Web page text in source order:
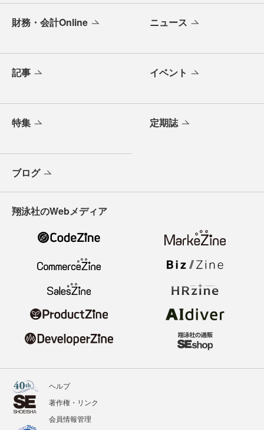
財務・会計Online ニュース
記事 イベント
特集 定期誌
ブログ
翔泳社のWebメディア
ヘルプ
著作権・リンク
会員情報管理